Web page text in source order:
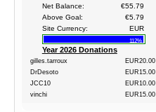
Net Balance:
€55.79
Above Goal:
€5.79
Site Currency:
EUR
112%
Year 2026 Donations
gilles.tarroux
EUR20.00
DrDesoto
EUR15.00
JCC10
EUR10.00
vinchi
EUR15.00